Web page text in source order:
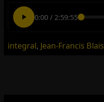
0:00/ 2:59:55
integral, Jean-Francis Blais